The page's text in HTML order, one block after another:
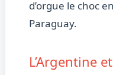
d’orgue le choc
Paraguay.
L’Argentine